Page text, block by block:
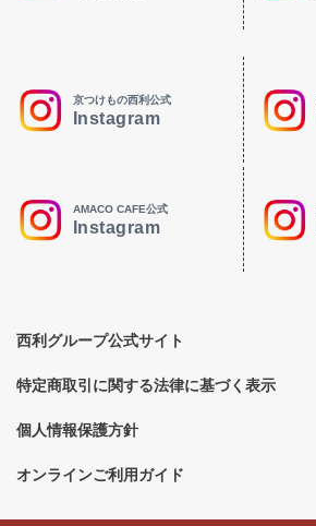
京つけもの西利公式
Instagram
AMACO CAFE公式
Instagram
西利グループ公式サイト
特定商取引に関する法律に基づく表示
個人情報保護方針
オンラインご利用ガイド